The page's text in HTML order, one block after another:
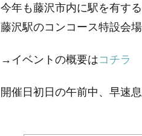
今年も藤沢市内に駅を有す
藤沢駅のコンコース特設会
→イベントの概要はコチラ
開催日初日の午前中、早速